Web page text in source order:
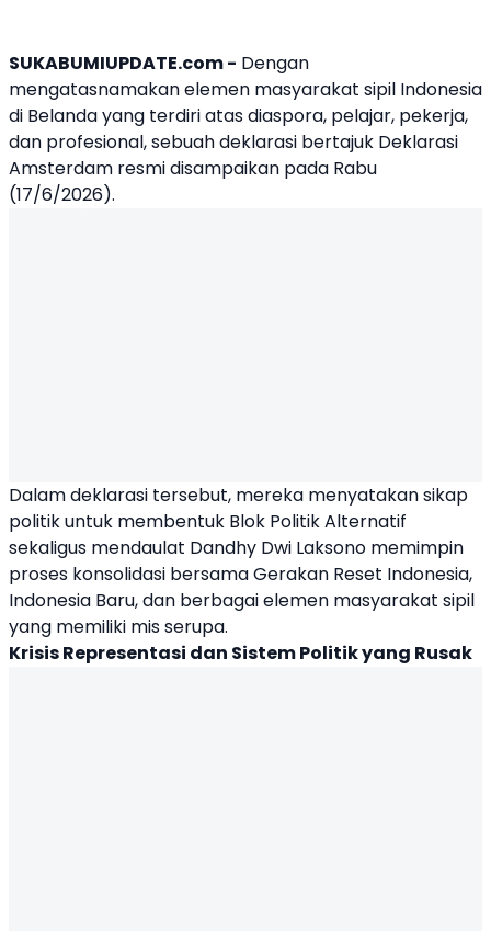
SUKABUMIUPDATE.com - Dengan
mengatasnamakan elemen masyarakat sipil Indonesia
di Belanda yang terdiri atas diaspora, pelajar, pekerja,
dan profesional, sebuah deklarasi bertajuk Deklarasi
Amsterdam resmi disampaikan pada Rabu
(17/6/2026).
Dalam deklarasi tersebut, mereka menyatakan sikap
politik untuk membentuk Blok Politik Alternatif
sekaligus mendaulat Dandhy Dwi Laksono memimpin
proses konsolidasi bersama Gerakan Reset Indonesia,
Indonesia Baru, dan berbagai elemen masyarakat sipil
yang memiliki mis serupa.
Krisis Representasi dan Sistem Politik yang Rusak